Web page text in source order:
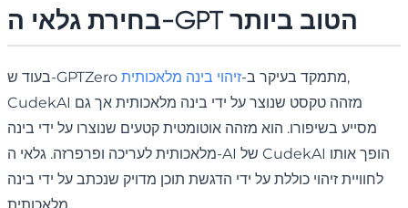
בחירת גלאי ה-GPT הטוב ביותר
בעוד ש-GPTZero מתמקד בעיקר ב-זיהוי בינה מלאכותית
,
CudekAI מזהה טקסט שנוצר על ידי בינה מלאכותית אך גם
מסייע בשיפורו. הוא מזהה אוטומטית קטעים שנוצרו על ידי בינה
מלאכותית לעריכה ופרפרזה. גלאי ה-AI של CudekAI הופך אותו
לחוויית זיהוי כוללת על ידי הדגשת תוכן מדויק שנכתב על ידי בינה
מלאכותית.